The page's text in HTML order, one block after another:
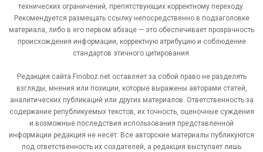
технических ограничений, препятствующих корректному переходу.
Рекомендуется размещать ссылку непосредственно в подзаголовке
материала, либо в его первом абзаце — это обеспечивает прозрачность
происхождения информации, корректную атрибуцию и соблюдение
стандартов этичного цитирования.
Редакция сайта Finoboz.net оставляет за собой право не разделять
взгляды, мнения или позиции, которые выражены авторами статей,
аналитических публикаций или других материалов. Ответственность за
содержание републикуемых текстов, их точность, оценочные суждения
и возможные последствия использования представленной
информации редакция не несёт. Все авторские материалы публикуются
под ответственность их создателей, а редакция выступает лишь